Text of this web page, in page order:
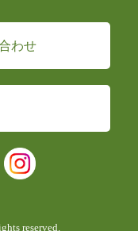
わせ
reserved.